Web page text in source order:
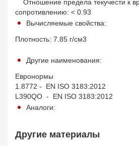
Отношение предела текучести к
сопротивлению: < 0.93
Вычисляемые свойства:
Плотность:
Другие наименования:
Евронормы
1.8772 - EN ISO 3183:2012
L390QO - EN ISO 3183:2012
Аналоги:
Другие материалы